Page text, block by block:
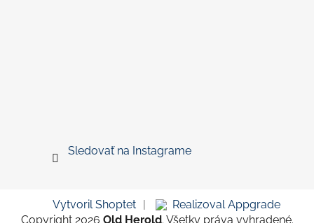
Sledovať na Instagrame
Vytvoril Shoptet |
Realizoval Appgrade
Copyright 2026 Old Herold. Všetky práva vyhradené.